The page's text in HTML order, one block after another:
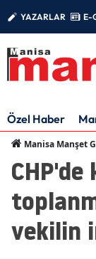
YAZARLAR E-
Özel Haber
Manisa Manşet
vekilin